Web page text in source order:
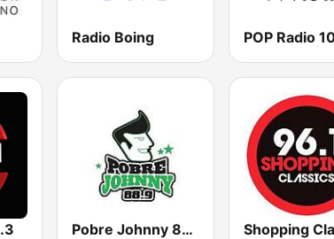
Radio Boing POP Radio
Pobre Johnny 88.9 FM